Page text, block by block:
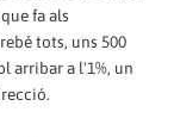
fa als
tots, uns 500
arribar a l'1%, un